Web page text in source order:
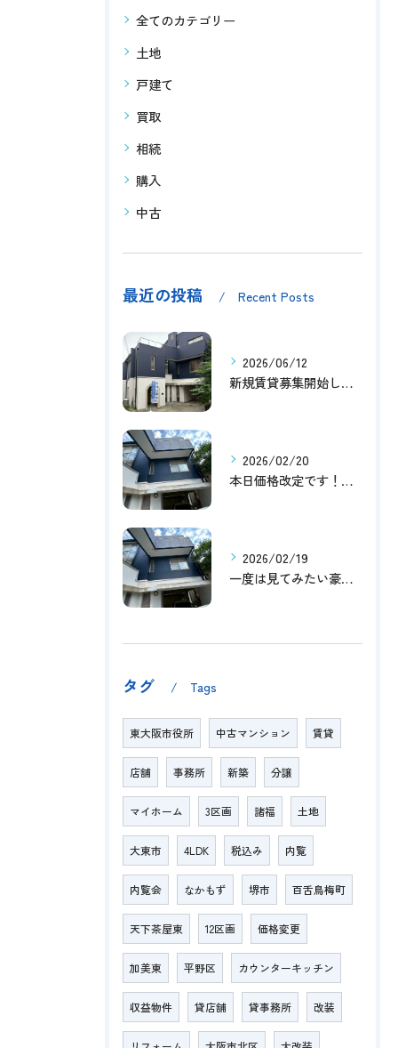
全てのカテゴリー
土地
戸建て
買取
相続
購入
中古
最近の投稿 Recent Posts
2026/06/12
新規賃貸募集開始しました！
2026/02/20
本日価格改定です！！このチャンスお見逃しなく！！！
2026/02/19
一度は見てみたい豪邸！！内覧受付中です～☆
タグ Tags
東大阪市役所 中古マンション 賃貸
店舗 事務所 新築 分譲
マイホーム 3区画 諸福 土地
大東市 4LDK 税込み 内覧
内覧会 なかもず 堺市 百舌鳥梅町
天下茶屋東 12区画 価格変更
加美東 平野区 カウンターキッチン
収益物件 貸店舗 貸事務所 改装